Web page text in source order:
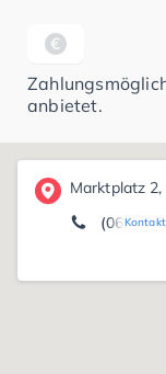
anbietet.
Marktplatz
(06643)